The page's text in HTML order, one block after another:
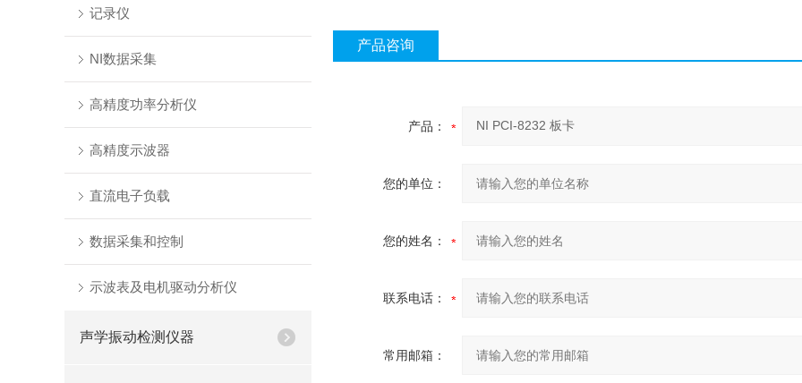
记录仪
NI数据采集
高精度功率分析仪
高精度示波器
直流电子负载
数据采集和控制
示波表及电机驱动分析仪
声学振动检测仪器
产品咨询
产品：
您的单位：
您的姓名：
联系电话：
常用邮箱：